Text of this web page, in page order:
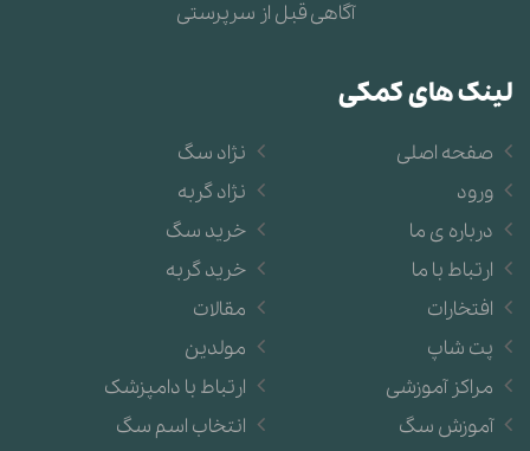
موسیقی و آهنگ های مخصوص سگها + دلایل استفاده و
آموزش جعبه سگ
آموزش جلوگیری از پارس کردن سگ
آموزش محل دستشویی به سگ
به سگ خود نشان دهید که او رئیس نیست
جلوگیری از تعقیب کردن ماشین ها توسط سگ
جلوگیری از گاز گرفتن توله سگ
آگاهی قبل از سرپرستی
لینک های کمکی
نژاد سگ
نژاد گربه
خرید سگ
خرید گربه
مقالات
مولدین
ارتباط با دامپزشک
انتخاب اسم سگ
صفحه اصلی
ورود
درباره ی ما
ارتباط با ما
افتخارات
پت شاپ
مراکز آموزشی
آموزش سگ